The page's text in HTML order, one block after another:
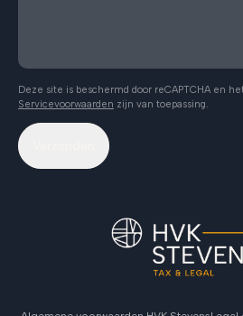
Deze site is beschermd door reCAPTCHA en
Servicevoorwaarden zijn van toepassing.